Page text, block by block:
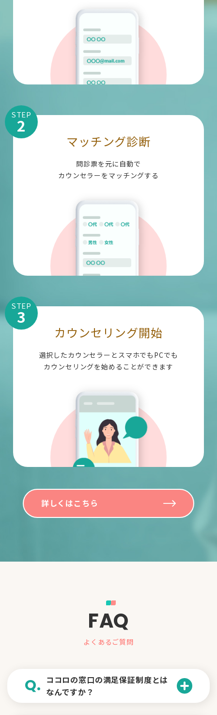
STEP
2
マッチング診断
問診票を元に自動で
カウンセラーをマッチングする
STEP
3
カウンセリング開始
選択したカウンセラーとスマホでもPCでも
カウンセリングを始めることができます
詳しくはこちら
FAQ
よくあるご質問
Q. ココロの窓口の満足保証制度とは
なんですか？